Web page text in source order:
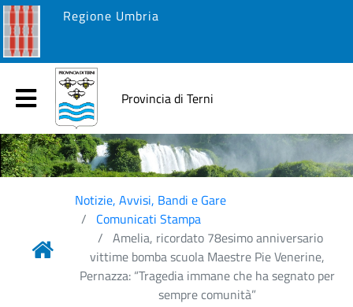
Regione Umbria
Provincia di Terni
Notizie, Avvisi, Bandi e Gare
Comunicati Stampa
Amelia, ricordato 78esimo anniversario
vittime bomba scuola Maestre Pie Venerine,
Pernazza: “Tragedia immane che ha segnato per
sempre comunità”